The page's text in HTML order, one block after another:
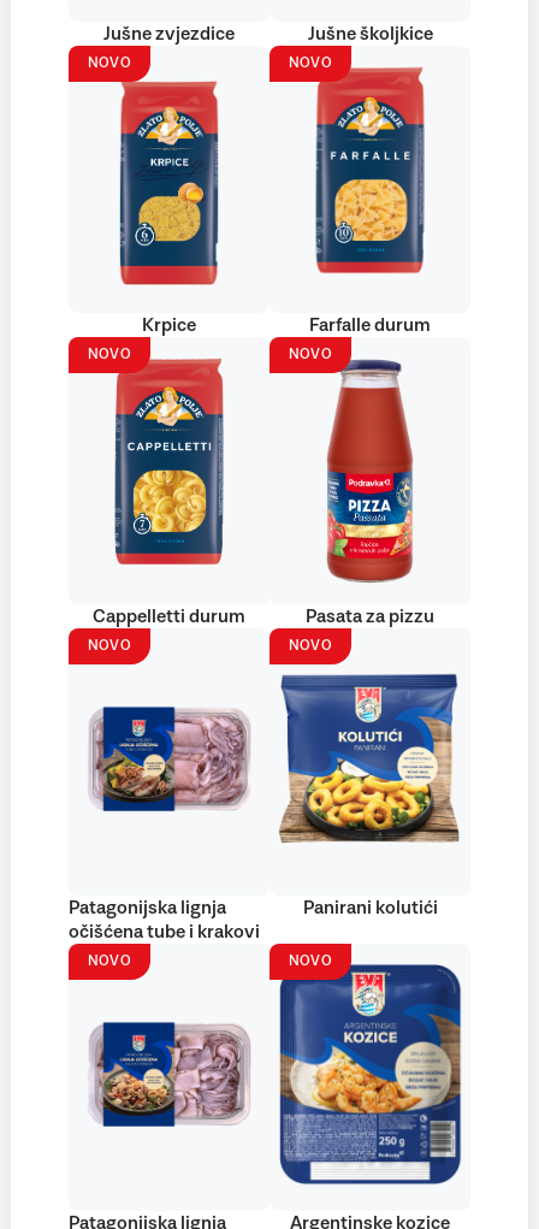
Jušne zvjezdice Jušne školjkice
NOVO
Krpice
NOVO
Farfalle durum
NOVO
Cappelletti durum
NOVO
Pasata za pizzu
NOVO
Patagonijska lignja
očišćena tube i krakovi
NOVO
Panirani kolutići
NOVO
Patagonijska lignja
NOVO
Argentinske kozice